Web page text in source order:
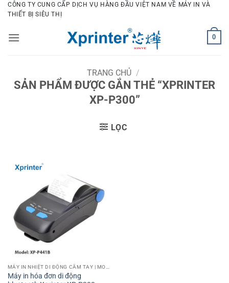
Bỏ
qua
dung
CÔNG TY CUNG CẤP DỊCH VỤ HÀNG ĐẦU VIỆT NAM VỀ MÁY IN VÀ
THIẾT BỊ SIÊU THỊ
0
TRANG CHỦ /
SẢN PHẨM ĐƯỢC GẮN THẺ “XPRINTER
XP-P300”
LỌC
Máy in hóa đơn di động